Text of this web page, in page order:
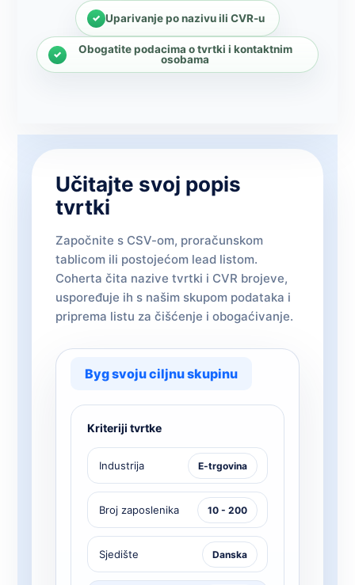
Uparivanje po nazivu ili CVR-u
Obogatite podacima o tvrtki i kontaktnim
osobama
Učitajte svoj popis
tvrtki
Započnite s CSV-om, proračunskom
tablicom ili postojećom lead listom.
Coherta čita nazive tvrtki i CVR brojeve,
uspoređuje ih s našim skupom podataka i
priprema listu za čišćenje i obogaćivanje.
Byg svoju ciljnu skupinu
Kriteriji tvrtke
Industrija E-trgovina
Broj zaposlenika 10 - 200
Sjedište Danska